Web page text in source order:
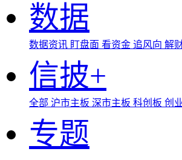
数据
数据资讯 盯盘面 看资金 追风向 解
信披+
全部 沪市主板 深市主板 科创板 创
专题